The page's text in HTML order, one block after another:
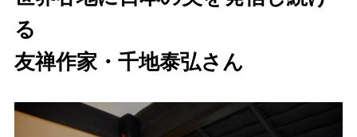
る
友禅作家・千地泰弘さん